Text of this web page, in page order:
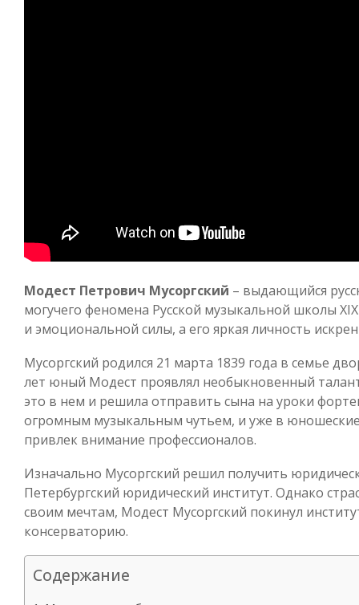
Модест Петрович Мусоргский – выдающийся
могучего феномена Русской музыкальной школы
и эмоциональной силы, а его яркая личность
Мусоргский родился 21 марта 1839 года в семье
лет юный Модест проявлял необыкновенный
это в нем и решила отправить сына на уроки
огромным музыкальным чутьем, и уже в юношеские
привлек внимание профессионалов.
Изначально Мусоргский решил получить
Петербургский юридический институт. Однако
своим мечтам, Модест Мусоргский покинул
консерваторию.
Содержание